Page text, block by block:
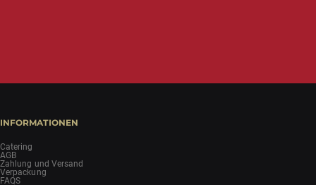
INFORMATIONEN
Catering
AGB
Zahlung und Versand
Verpackung
FAQS